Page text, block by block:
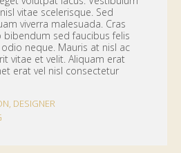
vitae scelerisque. Sed
viverra malesuada. Cras
sed faucibus felis
neque. Mauris at nisl ac
vitae et velit. Aliquam erat
erat vel nisl consectetur
, DESIGNER